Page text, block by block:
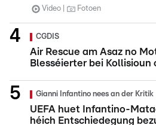
Video Fotoen
CGDIS
Air Rescue am Asaz no
Blesséierter bei Kollisioun
Gianni Infantino nees an der Kritik
UEFA huet Infantino-
héich Entschiedegung